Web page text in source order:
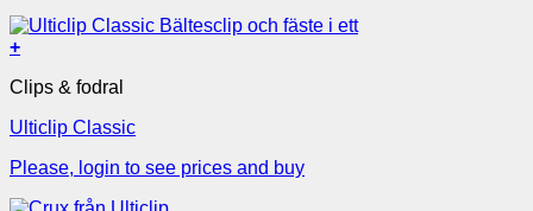
+
Clips & fodral
Ulticlip Classic
Please, login to see prices and buy